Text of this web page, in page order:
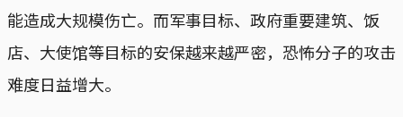
能造成大规模伤亡。而军事目标、政府重要建筑、饭
店、大使馆等目标的安保越来越严密，恐怖分子的攻击
难度日益增大。